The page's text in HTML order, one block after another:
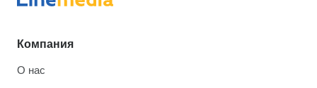
Компания
О нас